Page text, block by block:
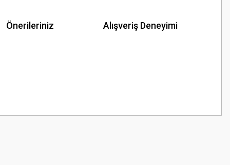
Önerileriniz Alışveriş Deneyimi